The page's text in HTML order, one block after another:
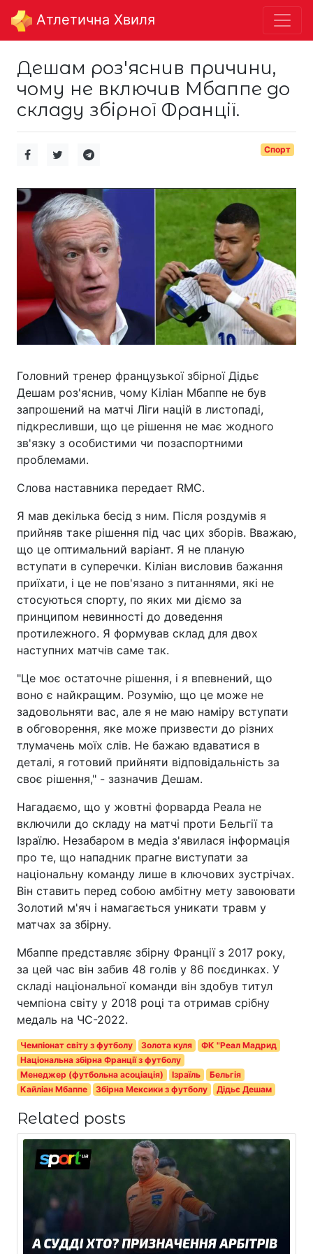
Aтлетична Хвиля
Дешам роз'яснив причини,
чому не включив Мбаппе до
складу збірної Франції.
Спорт
Головний тренер французької збірної Дідьє
Дешам роз'яснив, чому Кіліан Мбаппе не був
запрошений на матчі Ліги націй в листопаді,
підкресливши, що це рішення не має жодного
зв'язку з особистими чи позаспортними
проблемами.
Слова наставника передает RMC.
Я мав декілька бесід з ним. Після роздумів я
прийняв таке рішення під час цих зборів. Вважаю,
що це оптимальний варіант. Я не планую
вступати в суперечки. Кіліан висловив бажання
приїхати, і це не пов'язано з питаннями, які не
стосуються спорту, по яких ми діємо за
принципом невинності до доведення
протилежного. Я формував склад для двох
наступних матчів саме так.
"Це моє остаточне рішення, і я впевнений, що
воно є найкращим. Розумію, що це може не
задовольняти вас, але я не маю наміру вступати
в обговорення, яке може призвести до різних
тлумачень моїх слів. Не бажаю вдаватися в
деталі, я готовий прийняти відповідальність за
своє рішення," - зазначив Дешам.
Нагадаємо, що у жовтні форварда Реала не
включили до складу на матчі проти Бельгії та
Ізраїлю. Незабаром в медіа з'явилася інформація
про те, що нападник прагне виступати за
національну команду лише в ключових зустрічах.
Він ставить перед собою амбітну мету завоювати
Золотий м'яч і намагається уникати травм у
матчах за збірну.
Мбаппе представляє збірну Франції з 2017 року,
за цей час він забив 48 голів у 86 поєдинках. У
складі національної команди він здобув титул
чемпіона світу у 2018 році та отримав срібну
медаль на ЧС-2022.
Чемпіонат світу з футболу Золота куля
ФК "Реал Мадрид
Національна збірна Франції з футболу
Менеджер (футбольна асоціація)
Ізраїль
Бельгія
Кайліан Мбаппе
Збірна Мексики з футболу Дідьє Дешам
Related posts